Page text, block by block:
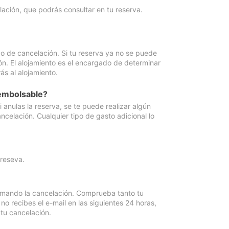
que podrás consultar en tu reserva.
de cancelación. Si tu reserva ya no se puede
El alojamiento es el encargado de determinar
al alojamiento.
la reserva, se te puede realizar algún
Cualquier tipo de gasto adicional lo
la cancelación. Comprueba tanto tu
recibes el e-mail en las siguientes 24 horas,
cancelación.